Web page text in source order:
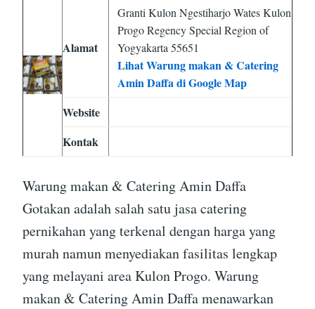
Alamat
Granti Kulon Ngestiharjo Wates Kulon
Progo Regency Special Region of
Yogyakarta 55651
Lihat Warung makan & Catering
Amin Daffa di Google Map
Website
Kontak
Warung makan & Catering Amin Daffa
Gotakan adalah salah satu jasa catering
pernikahan yang terkenal dengan harga yang
murah namun menyediakan fasilitas lengkap
yang melayani area Kulon Progo. Warung
makan & Catering Amin Daffa menawarkan